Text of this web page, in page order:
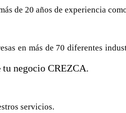
de 20 años de experiencia
en más de 70 diferentes
tu negocio CREZCA.
servicios.